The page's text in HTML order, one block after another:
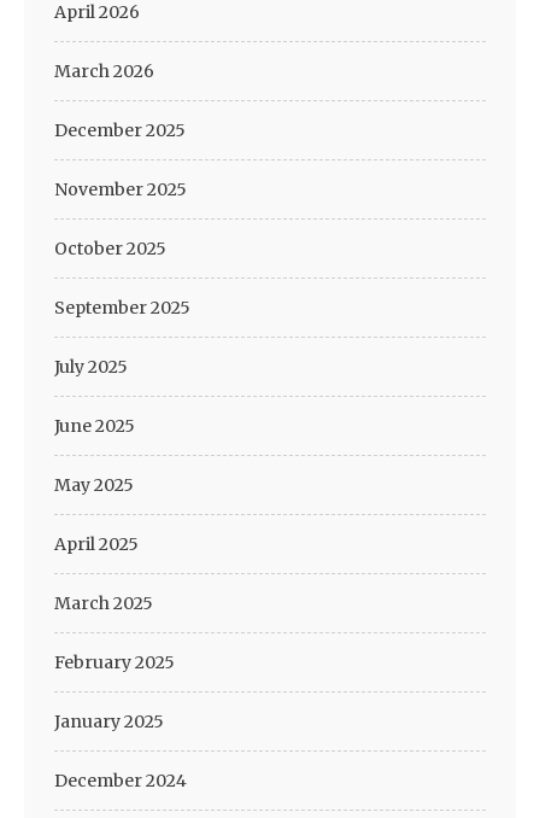
April 2026
March 2026
December 2025
November 2025
October 2025
September 2025
July 2025
June 2025
May 2025
April 2025
March 2025
February 2025
January 2025
December 2024